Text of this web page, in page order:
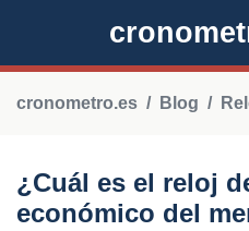
cronometro.es Blog
¿Cuál es el reloj
económico del